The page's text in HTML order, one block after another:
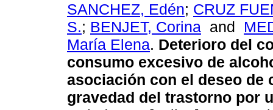
SANCHEZ, Edén; CRUZ
S.; BENJET, Corina and
María Elena. Deterioro del
consumo excesivo de
asociación con el deseo de
gravedad del trastorno por